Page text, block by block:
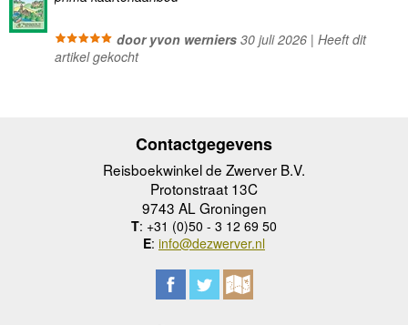
door yvon werniers30 juli 2026 | Heeft dit
artikel gekocht
Contactgegevens
Reisboekwinkel de Zwerver B.V.
Protonstraat 13C
9743 AL Groningen
T: +31 (0)50 - 3 12 69 50
E: info@dezwerver.nl